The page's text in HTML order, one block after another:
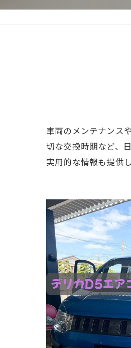
車両のメンテナンス
切な交換時期など、
実用的な情報も提供し